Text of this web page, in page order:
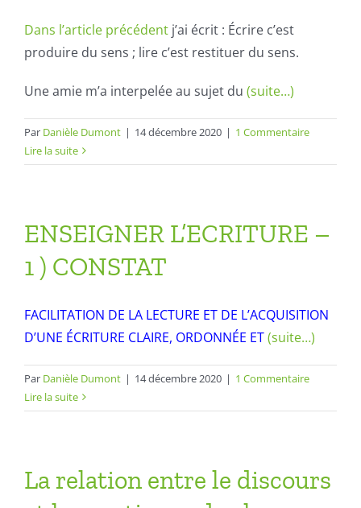
Dans l’article précédent j’ai écrit : Écrire c’est
produire du sens ; lire c’est restituer du sens.
Une amie m’a interpelée au sujet du (suite…)
Par Danièle Dumont | 14 décembre 2020 | 1 Commentaire
Lire la suite
ENSEIGNER L’ECRITURE –
1 ) CONSTAT
FACILITATION DE LA LECTURE ET DE L’ACQUISITION
D’UNE ÉCRITURE CLAIRE, ORDONNÉE ET(suite…)
Par Danièle Dumont | 14 décembre 2020 | 1 Commentaire
Lire la suite
La relation entre le discours